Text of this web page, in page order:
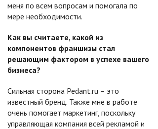
меня по всем вопросам и помогала по
мере необходимости.
Как вы считаете, какой из
компонентов франшизы стал
решающим фактором в успехе вашего
бизнеса?
Сильная сторона Pedant.ru – это
известный бренд. Также мне в работе
очень помогает маркетинг, поскольку
управляющая компания всей рекламой и